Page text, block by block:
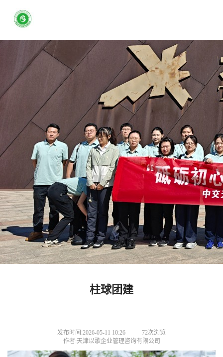
柱球团建
发布时间:2026-05-11 10:26
72次浏览
作者:天津以歌企业管理咨询有限公司